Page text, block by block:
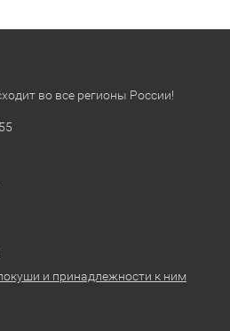
во все регионы России!
и принадлежности к ним